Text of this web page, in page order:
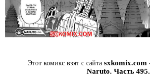
Этот комикс взят с сайта sxkomix.com
Naruto. Часть 495.